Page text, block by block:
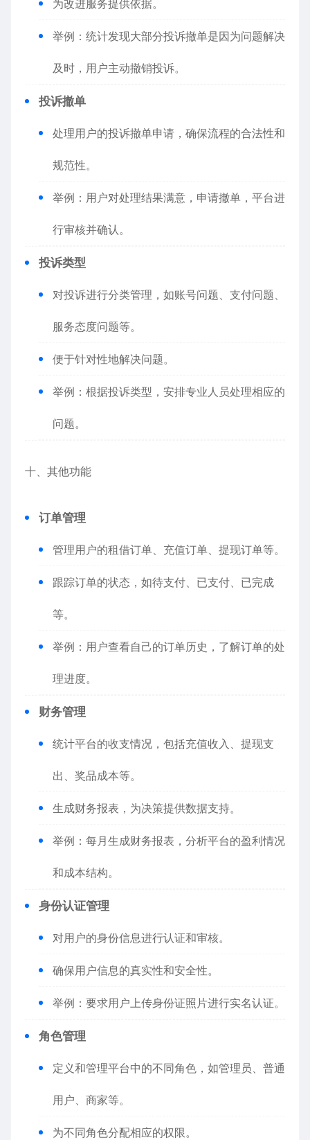
为改进服务提供依据。
举例：统计发现大部分投诉撤单是因为问题解决
及时，用户主动撤销投诉。
投诉撤单
处理用户的投诉撤单申请，确保流程的合法性和
规范性。
举例：用户对处理结果满意，申请撤单，平台进
行审核并确认。
投诉类型
对投诉进行分类管理，如账号问题、支付问题、
服务态度问题等。
便于针对性地解决问题。
举例：根据投诉类型，安排专业人员处理相应的
问题。
十、其他功能
订单管理
管理用户的租借订单、充值订单、提现订单等。
跟踪订单的状态，如待支付、已支付、已完成
等。
举例：用户查看自己的订单历史，了解订单的处
理进度。
财务管理
统计平台的收支情况，包括充值收入、提现支
出、奖品成本等。
生成财务报表，为决策提供数据支持。
举例：每月生成财务报表，分析平台的盈利情况
和成本结构。
身份认证管理
对用户的身份信息进行认证和审核。
确保用户信息的真实性和安全性。
举例：要求用户上传身份证照片进行实名认证。
角色管理
定义和管理平台中的不同角色，如管理员、普通
用户、商家等。
为不同角色分配相应的权限。